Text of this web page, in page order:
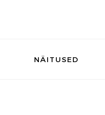
NÄITUSED